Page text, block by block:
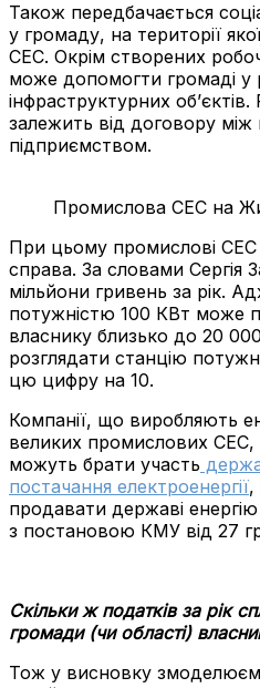
Також передбачається
у громаду, на території
СЕС. Окрім створених
може допомогти громаді у
інфраструктурних
залежить від договору
підприємством.
Промислова СЕС на
При цьому промислові СЕС
справа. За словами Сергія
мільйони гривень за рік.
потужністю 100 КВт може
власнику близько до 20
розглядати станцію
цю цифру на 10.
Компанії, що виробляють
великих промислових СЕС,
можуть брати участь
постачання електроенергії,
продавати державі
з постановою КМУ від 27
Скільки ж податків за рік
громади (чи області)
Тож у висновку